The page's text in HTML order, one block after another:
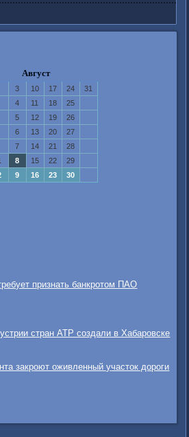
Август
3 10 17 24
31
4 11 18
25
5 12 19
26
6 13 20
27
7 14 21
28
8 15 22
29
9 16 23 30
признать банкротом ПАО
стран АТР создали в Хабаровске
закроют оживленный участок дороги